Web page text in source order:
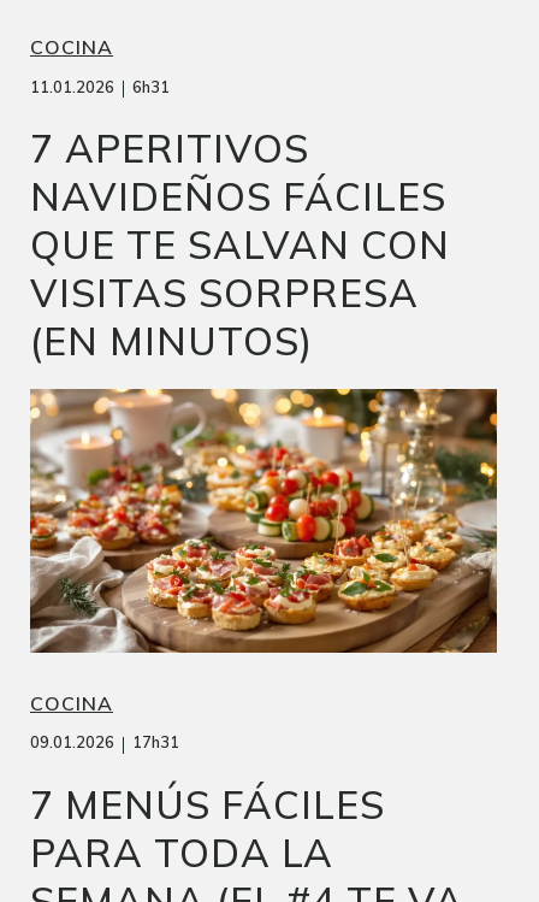
COCINA
11.01.2026 | 6h31
7 APERITIVOS
NAVIDEÑOS FÁCILES
QUE TE SALVAN CON
VISITAS SORPRESA
(EN MINUTOS)
COCINA
09.01.2026 | 17h31
7 MENÚS FÁCILES
PARA TODA LA